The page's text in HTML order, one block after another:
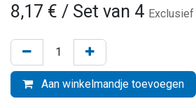
8,17 € / Set van 4 Exclusief
Aan winkelmandje toevoegen